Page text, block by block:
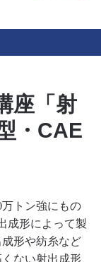
座「射
・CAE
トン強にもの
成形によって製
形や紡糸など
ない射出成形